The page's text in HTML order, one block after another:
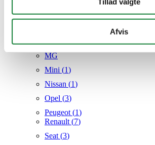
annonceringspartnere og
kan kombinere disse data med andre
givet dem, eller som de har indsamlet
tjenester.
Afvis
Kia (4)
Mercedes
MG
Mini (1)
Nissan (1)
Opel (3)
Peugeot (1)
Renault (7)
Seat (3)